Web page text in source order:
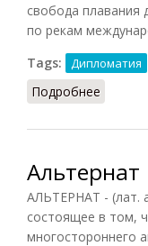
свобода плавания
по рекам
Tags:
Дипломатия
Подробнее
Альтернат
АЛЬТЕРНАТ - (лат.
состоящее в том,
многостороннего